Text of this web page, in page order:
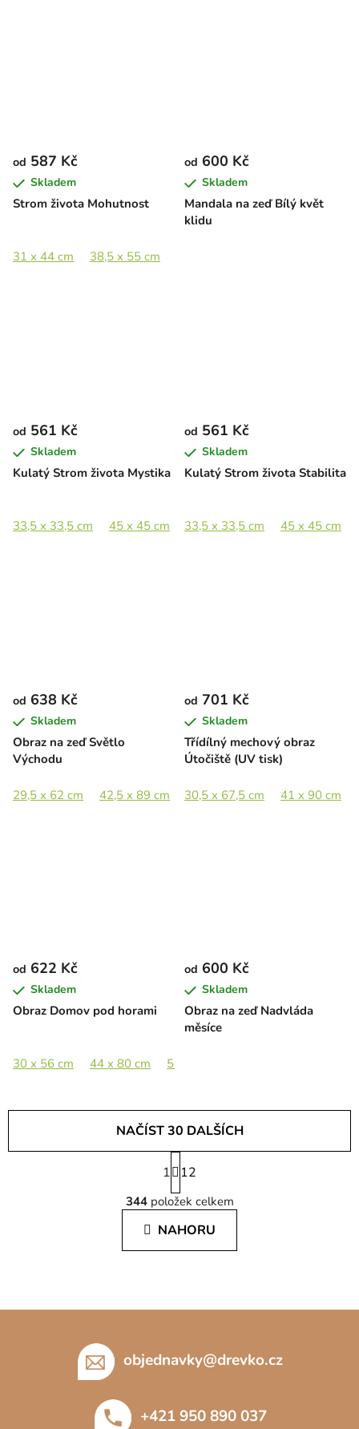
Strom života Mohutnost
od 587 Kč
Skladem
31 x 44 cm 38,5 x 55 cm
Mandala na zeď Bílý květ
klidu
od 600 Kč
Skladem
Kulatý Strom života Mystika
od 561 Kč
Skladem
33,5 x 33,5 cm 45 x 45 cm 65 x 65 cm 89 x 89 cm
Kulatý Strom života Stabilita
od 561 Kč
Skladem
33,5 x 33,5 cm 45 x 45 cm
Obraz na zeď Světlo
Východu
od 638 Kč
Skladem
29,5 x 62 cm 42,5 x 89 cm 55 x 115 cm 64 x 135 cm
Třídílný mechový obraz
Útočiště (UV tisk)
od 701 Kč
Skladem
30,5 x 67,5 cm 41 x 90 cm
Obraz Domov pod horami
od 622 Kč
Skladem
30 x 56 cm 44 x 80 cm 55 x 100 cm
Obraz na zeď Nadvláda
měsíce
od 600 Kč
Skladem
O
v
l
á
d
í
v
v
NAČÍST 30 DALŠÍCH
S
t
r
á
k
o
í
1 12
344položek celkem
NAHORU
objednavky@drevko.cz
+421 950 890 037